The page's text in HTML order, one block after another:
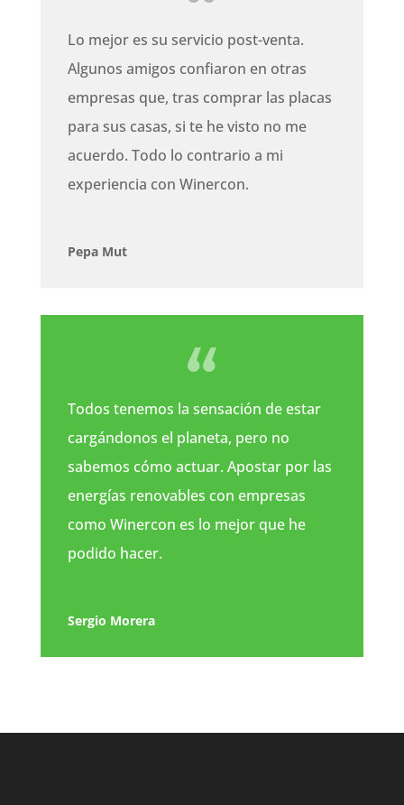
Lo mejor es su servicio post-venta.
Algunos amigos confiaron en otras
empresas que, tras comprar las placas
para sus casas, si te he visto no me
acuerdo. Todo lo contrario a mi
experiencia con Winercon.
Pepa Mut
Todos tenemos la sensación de estar
cargándonos el planeta, pero no
sabemos cómo actuar. Apostar por las
energías renovables con empresas
como Winercon es lo mejor que he
podido hacer.
Sergio Morera